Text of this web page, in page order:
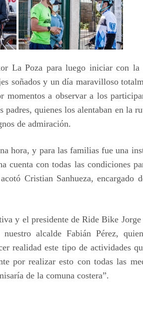
La Poza para luego iniciar con la
soñados y un día maravilloso
a observar a los
quienes los alentaban en la
de admiración.
hora, y para las familias fue una
cuenta con todas las condiciones
Cristian Sanhueza, encargado
y el presidente de Ride Bike Jorge
alcalde Fabián Pérez,
realidad este tipo de actividades
por realizar esto con todas las
de la comuna costera”.